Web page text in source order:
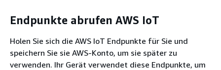
Endpunkte abrufen AWS IoT
Holen Sie sich die AWS IoT Endpunkte für Sie und
speichern Sie sie AWS-Konto, um sie später zu
verwenden. Ihr Gerät verwendet diese Endpunkte, um